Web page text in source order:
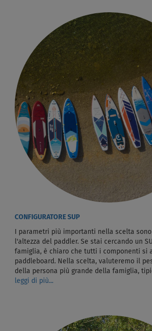
CONFIGURATORE SUP
I parametri più importanti nella scelta
l'altezza del paddler. Se stai cercando un
famiglia, è chiaro che tutti i componenti si
paddleboard. Nella scelta, valuteremo il
della persona più grande della famiglia,
leggi di più...